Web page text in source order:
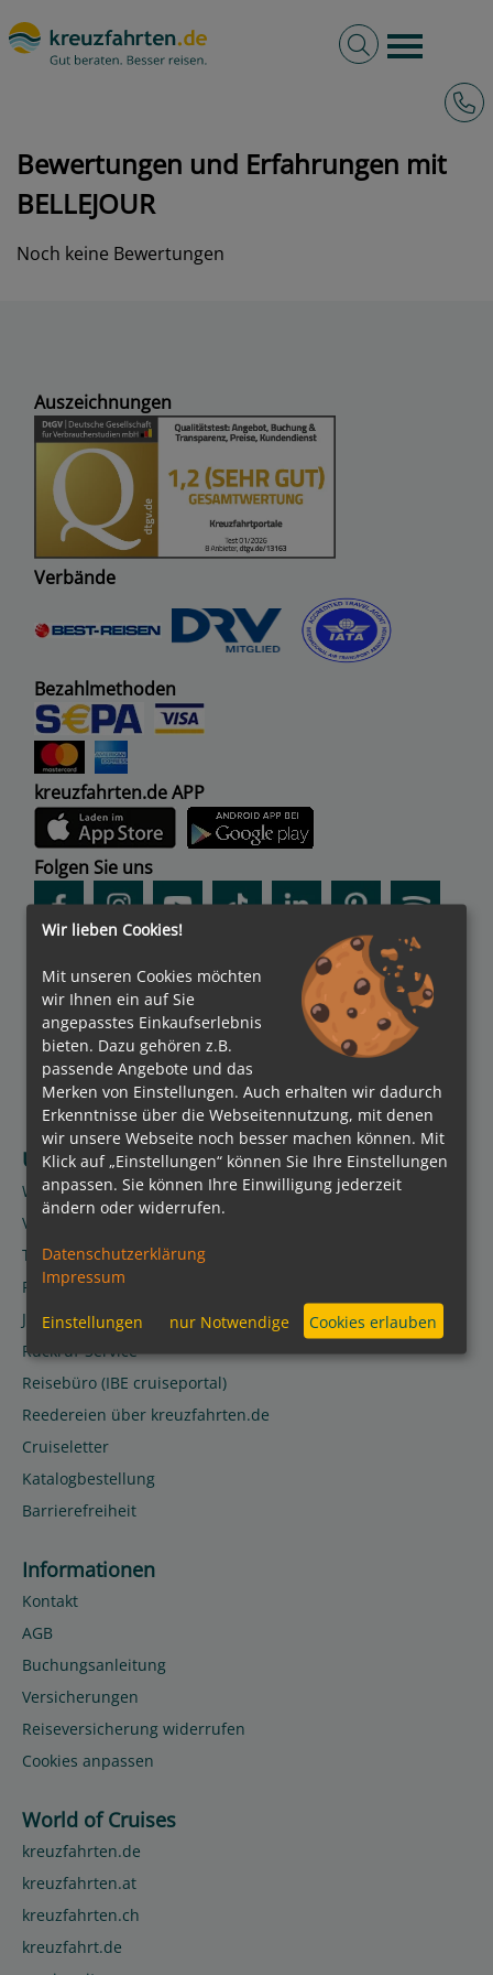
Burger
Volltextsuche
Bewertungen und Erfahrungen mit
BELLEJOUR
Noch keine Bewertungen
Auszeichnungen
Verbände
Bezahlmethoden
kreuzfahrten.de APP
Folgen Sie uns
Über kreuzfahrten de
Wir über uns
Vorteile
Team
Presse
Jobs
Rückruf-Service
Reisebüro (IBE cruiseportal)
Reedereien über kreuzfahrten.de
Cruiseletter
Katalogbestellung
Barrierefreiheit
Informationen
Kontakt
AGB
Buchungsanleitung
Versicherungen
Reiseversicherung widerrufen
Cookies anpassen
World of Cruises
kreuzfahrten.de
kreuzfahrten.at
kreuzfahrten.ch
kreuzfahrt.de
Wir lieben Cookies!
Mit unseren Cookies möchten
wir Ihnen ein auf Sie
angepasstes Einkaufserlebnis
bieten. Dazu gehören z.B.
passende Angebote und das
Merken von Einstellungen. Auch erhalten wir dadurch
Erkenntnisse über die Webseitennutzung, mit denen
wir unsere Webseite noch besser machen können. Mit
Klick auf „Einstellungen“ können Sie Ihre Einstellungen
anpassen. Sie können Ihre Einwilligung jederzeit
ändern oder widerrufen.
Datenschutzerklärung
Impressum
Einstellungen nur Notwendige Cookies erlauben